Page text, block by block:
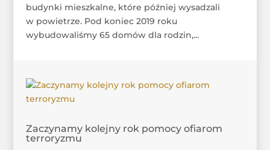
budynki mieszkalne, które później wysadzali
w powietrze. Pod koniec 2019 roku
wybudowaliśmy 65 domów dla rodzin,...
Zaczynamy kolejny rok pomocy ofiarom
terroryzmu